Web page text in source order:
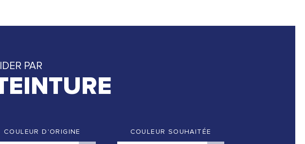
PAR
COULEUR D'ORIGINE COULEUR SOUHAITÉE